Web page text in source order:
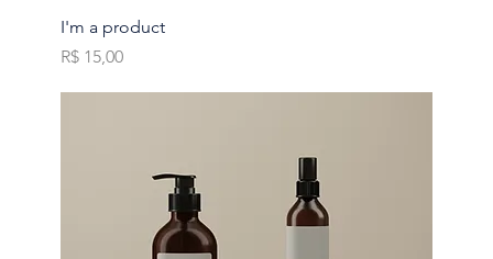
I'm a product
Preço
R$ 15,00